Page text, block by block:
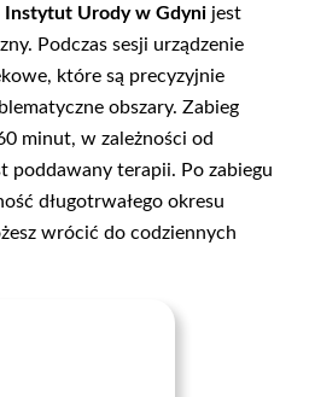
Instytut Urody w Gdyni jest
Podczas sesji urządzenie
które są precyzyjnie
obszary. Zabieg
minut, w zależności od
poddawany terapii. Po zabiegu
długotrwałego okresu
wrócić do codziennych